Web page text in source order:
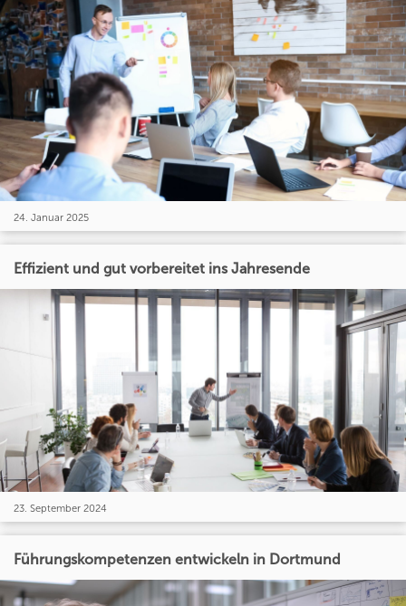
24. Januar 2025
Effizient und gut vorbereitet ins Jahresende
23. September 2024
Führungskompetenzen entwickeln in Dortmund